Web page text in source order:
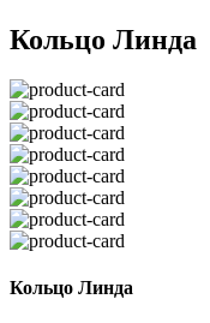
Кольцо Линда
Кольцо Линда